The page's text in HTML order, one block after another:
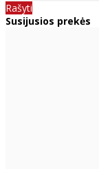
Rašyti
Susijusios prekės